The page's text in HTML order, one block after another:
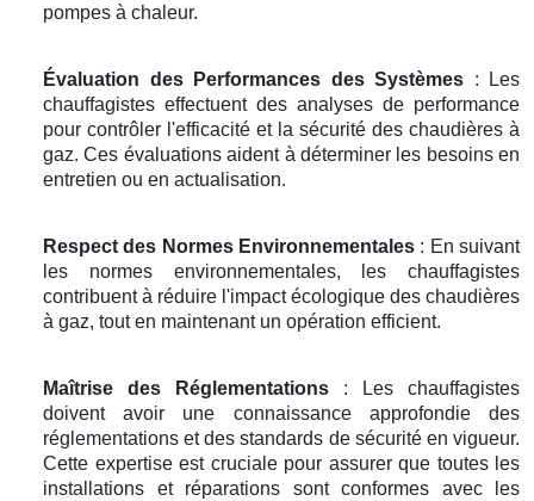
pompes à chaleur.
Évaluation des Performances des Systèmes : Les
chauffagistes effectuent des analyses de performance
pour contrôler l'efficacité et la sécurité des chaudières à
gaz. Ces évaluations aident à déterminer les besoins en
entretien ou en actualisation.
Respect des Normes Environnementales : En suivant
les normes environnementales, les chauffagistes
contribuent à réduire l'impact écologique des chaudières
à gaz, tout en maintenant un opération efficient.
Maîtrise des Réglementations : Les chauffagistes
doivent avoir une connaissance approfondie des
réglementations et des standards de sécurité en vigueur.
Cette expertise est cruciale pour assurer que toutes les
installations et réparations sont conformes avec les